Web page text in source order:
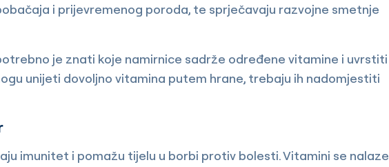
i prijevremenog poroda, te sprječavaju razvojne smetnje
je znati koje namirnice sadrže određene vitamine i uvrstiti
unijeti dovoljno vitamina putem hrane, trebaju ih nadomjestiti
imunitet i pomažu tijelu u borbi protiv bolesti. Vitamini se nalaze